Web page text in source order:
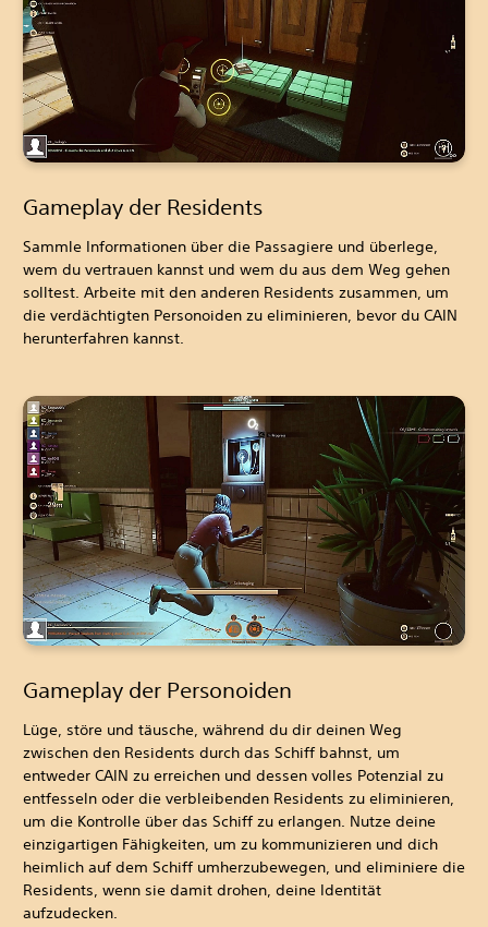
Gameplay der Residents
Sammle Informationen über die Passagiere und überlege,
wem du vertrauen kannst und wem du aus dem Weg gehen
solltest. Arbeite mit den anderen Residents zusammen, um
die verdächtigten Personoiden zu eliminieren, bevor du CAIN
herunterfahren kannst.
Gameplay der Personoiden
Lüge, störe und täusche, während du dir deinen Weg
zwischen den Residents durch das Schiff bahnst, um
entweder CAIN zu erreichen und dessen volles Potenzial zu
entfesseln oder die verbleibenden Residents zu eliminieren,
um die Kontrolle über das Schiff zu erlangen. Nutze deine
einzigartigen Fähigkeiten, um zu kommunizieren und dich
heimlich auf dem Schiff umherzubewegen, und eliminiere die
Residents, wenn sie damit drohen, deine Identität
aufzudecken.